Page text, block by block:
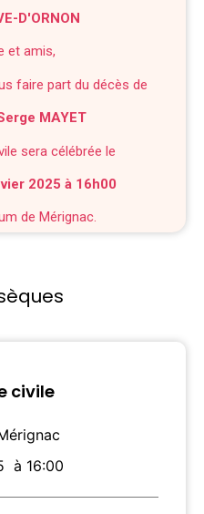
D'ORNON
et amis,
faire part du décès de
MAYET
sera célébrée le
2025 à 16h00
de Mérignac.
civile
à 16:00